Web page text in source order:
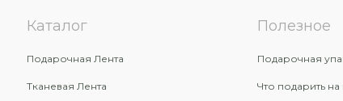
Каталог
Подарочная Лента
Тканевая Лента
Полезное
Подарочная
Что подарить